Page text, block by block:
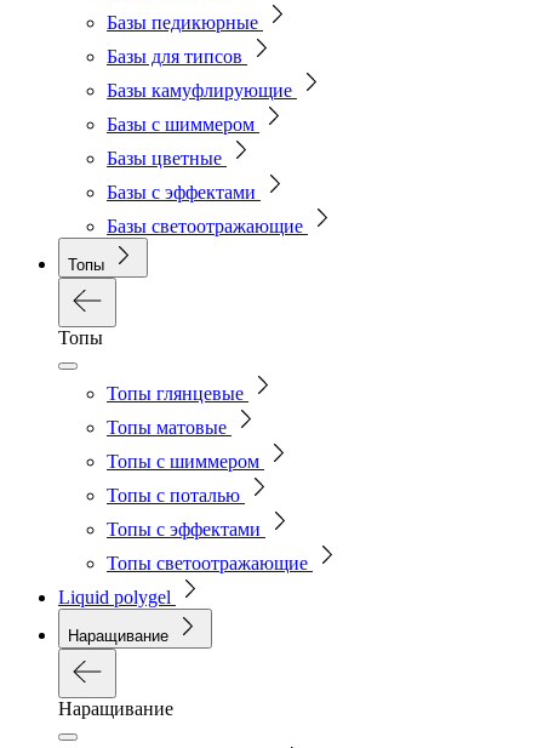
Базы педикюрные
Базы для типсов
Базы камуфлирующие
Базы с шиммером
Базы цветные
Базы с эффектами
Базы светоотражающие
Топы
Топы
Топы глянцевые
Топы матовые
Топы с шиммером
Топы с поталью
Топы с эффектами
Топы светоотражающие
Liquid polygel
Наращивание
Наращивание